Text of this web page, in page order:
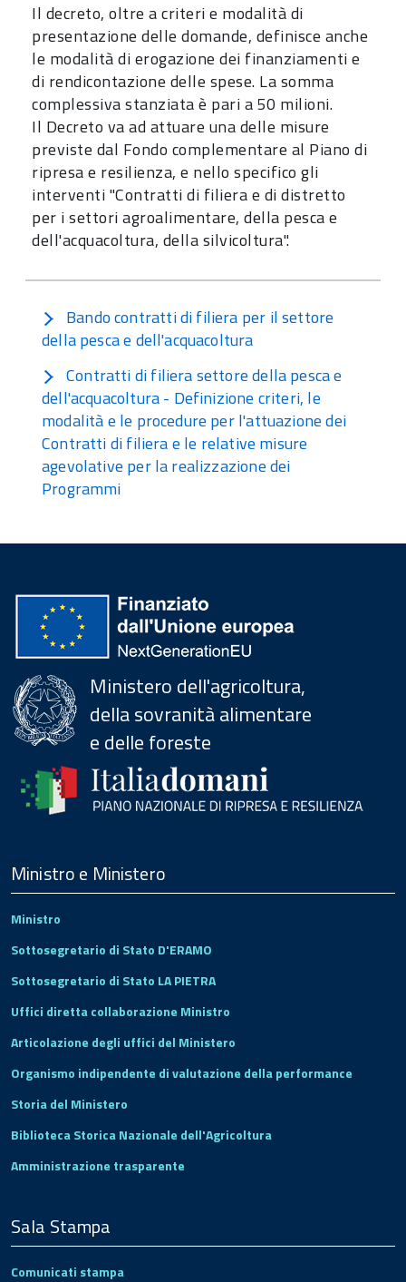
Il decreto, oltre a criteri e modalità di
presentazione delle domande, definisce anche
le modalità di erogazione dei finanziamenti e
di rendicontazione delle spese. La somma
complessiva stanziata è pari a 50 milioni.
Il Decreto va ad attuare una delle misure
previste dal Fondo complementare al Piano di
ripresa e resilienza, e nello specifico gli
interventi "Contratti di filiera e di distretto
per i settori agroalimentare, della pesca e
dell'acquacoltura, della silvicoltura".
Bando contratti di filiera per il settore
della pesca e dell'acquacoltura
Contratti di filiera settore della pesca e
dell'acquacoltura - Definizione criteri, le
modalità e le procedure per l'attuazione dei
Contratti di filiera e le relative misure
agevolative per la realizzazione dei
Programmi
Ministero dell'agricoltura,
della sovranità alimentare
e delle foreste
Footer
Ministro e Ministero
Ministro
Sottosegretario di Stato D'ERAMO
Sottosegretario di Stato LA PIETRA
Uffici diretta collaborazione Ministro
Articolazione degli uffici del Ministero
Organismo indipendente di valutazione della performance
Storia del Ministero
Biblioteca Storica Nazionale dell'Agricoltura
Amministrazione trasparente
Sala Stampa
Comunicati stampa